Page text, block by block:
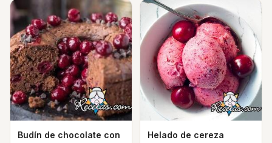
Budín de chocolate con
Helado de cereza